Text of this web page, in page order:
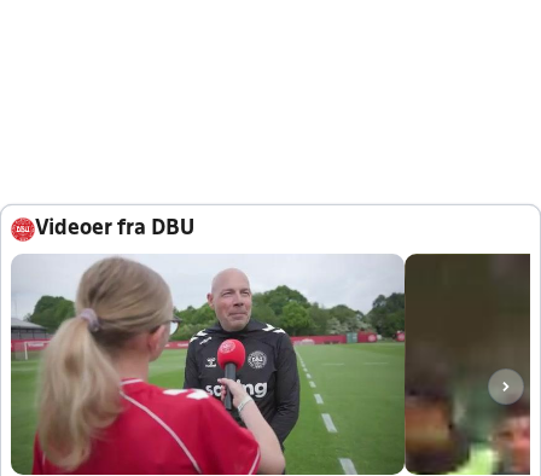
Videoer fra DBU